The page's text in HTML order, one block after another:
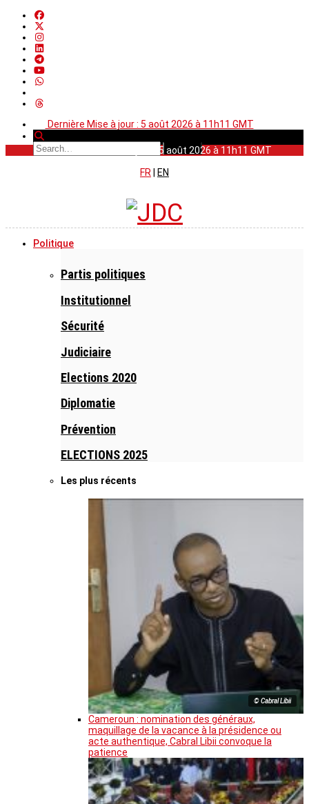
Dernière Mise à jour : 5 août 2026 à 11h11 GMT
Dernière Mise à jour : 5 août 2026 à 11h11 GMT
FR
EN
Politique
Partis politiques
Institutionnel
Sécurité
Judiciaire
Elections 2020
Diplomatie
Prévention
ELECTIONS 2025
Les plus récents
© Cabral Libii
Cameroun : nomination des généraux,
maquillage de la vacance à la présidence ou
acte authentique, Cabral Libii convoque la
patience